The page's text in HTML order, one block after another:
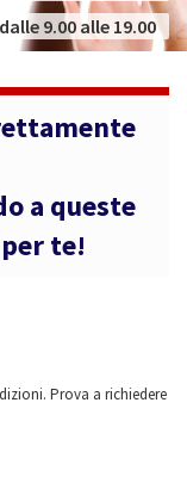
9.00 alle 19.00
a queste
te!
Prova a richiedere